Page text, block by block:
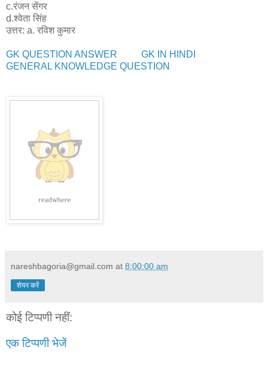
c.रंजन सेंगर
d.श्वेता सिंह
उत्तर: a. रविश कुमार
GK QUESTION ANSWER
GK IN HINDI
GENERAL KNOWLEDGE QUESTION
nareshbagoria@gmail.com at 8:00:00 am
शेयर करें
कोई टिप्पणी नहीं:
एक टिप्पणी भेजें